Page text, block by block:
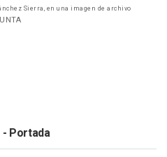
Sierra, en una imagen de archivo
- Portada